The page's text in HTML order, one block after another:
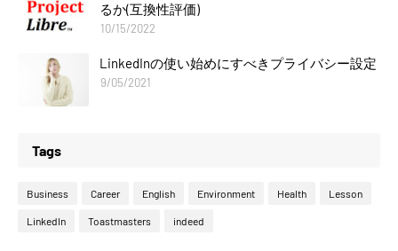
るか(互換性評価)
10/15/2022
LinkedInの使い始めにすべきプライバシー設定
9/05/2021
Tags
Business Career English Environment Health Lesson
LinkedIn Toastmasters indeed